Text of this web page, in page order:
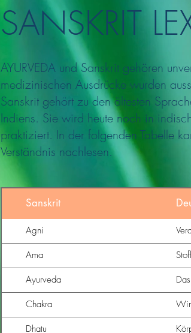
SANSKRIT
AYURVEDA und Sanskrit gehören
medizinischen Ausdrücke wurden
Sanskrit gehört zu den ältesten
Indiens. Sie wird heute noch in
praktiziert. In der folgenden Tabelle
Verständnis nachlesen.
Sanskrit
Agni
Ama
Ayurveda
Chakra
Dhatu